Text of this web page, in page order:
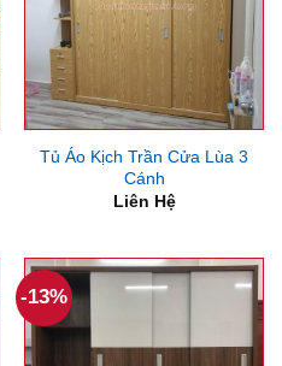
Tủ Áo Kịch Trần Cửa Lùa 3
Cánh
Liên Hệ
-13%